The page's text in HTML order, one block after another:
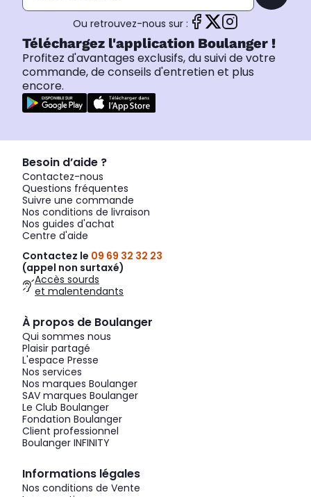
Ou retrouvez-nous sur :
Téléchargez l'application Boulanger !
Profitez d'avantages exclusifs, du suivi de votre
commande, de conseils d'entretien et plus
encore.
Besoin d’aide ?
Contactez-nous
Questions fréquentes
Suivre une commande
Nos conditions de livraison
Nos guides d'achat
Centre d'aide
Contactez le 09 69 32 32 23
(appel non surtaxé)
Accès sourds
et malentendants
À propos de Boulanger
Qui sommes nous
Plaisir partagé
L'espace Presse
Nos services
Nos marques Boulanger
SAV marques Boulanger
Le Club Boulanger
Fondation Boulanger
Client professionnel
Boulanger INFINITY
Informations légales
Nos conditions de Vente